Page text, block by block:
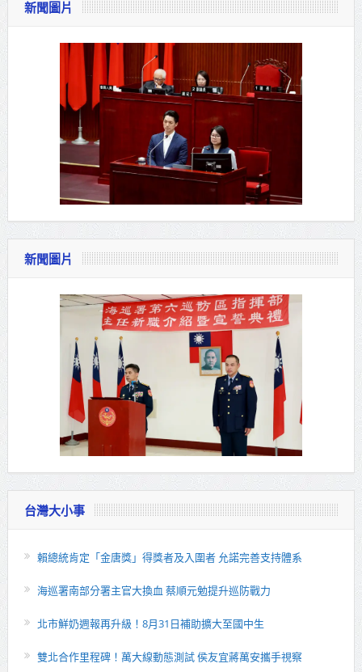
新聞圖片
新聞圖片
台灣大小事
賴總統肯定「金唐獎」得獎者及入圍者 允諾完善支持體系
海巡署南部分署主官大換血 蔡順元勉提升巡防戰力
北市鮮奶週報再升級！8月31日補助擴大至國中生
雙北合作里程碑！萬大線動態測試 侯友宜蔣萬安攜手視察